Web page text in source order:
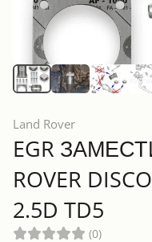
Land Rover
EGR
ROVER
2.5D TD5
(0)